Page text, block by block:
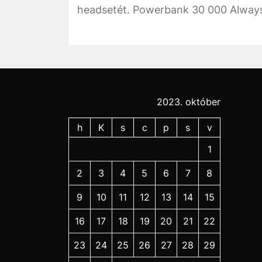
headsetét. Powerbank 30 000
2023. október
h K s c p s
v
1
2 3 4 5 6 7 8
9 10 11 12 13 14 15
16 17 18 19 20 21 22
23 24 25 26 27 28 29